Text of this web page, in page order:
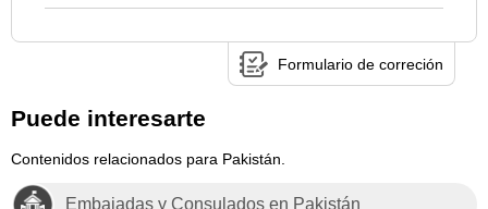
Formulario de correción
Puede interesarte
Contenidos relacionados para Pakistán.
Embajadas y Consulados en Pakistán